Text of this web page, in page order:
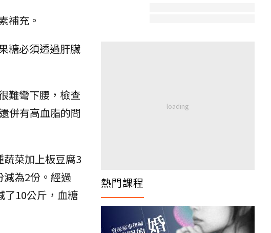
補充。
糖必須透過肝臟
難彎下腰，檢查
併有高血脂的問
菜加上板豆腐3
為2份。經過
了10公斤，血糖
熱門課程